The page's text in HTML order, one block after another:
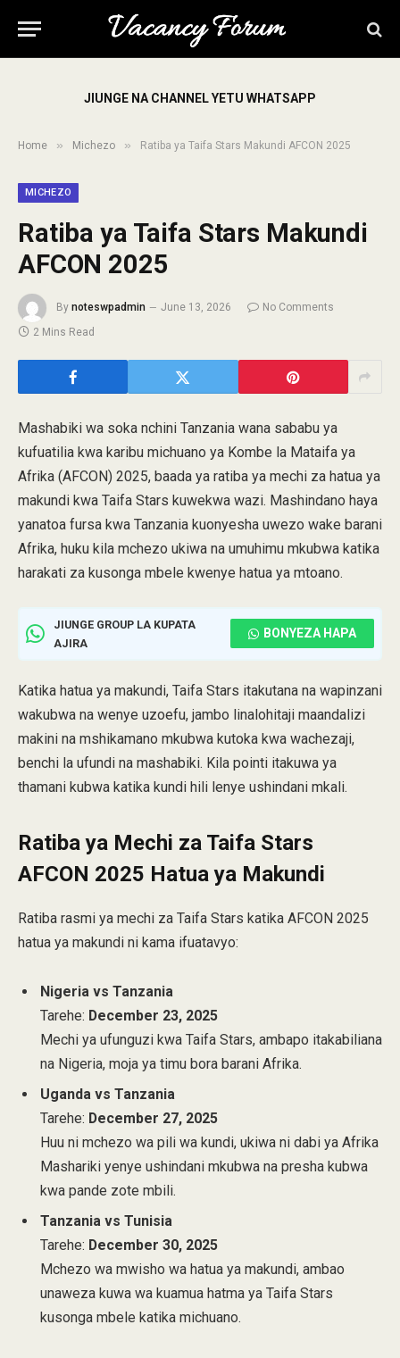
JIUNGE NA CHANNEL YETU WHATSAPP
Home » Michezo » Ratiba ya Taifa Stars Makundi AFCON 2025
MICHEZO
Ratiba ya Taifa Stars Makundi
AFCON 2025
By noteswpadmin June 13, 2026
No Comments
2 Mins Read
Mashabiki wa soka nchini Tanzania wana sababu ya
kufuatilia kwa karibu michuano ya Kombe la Mataifa ya
Afrika (AFCON) 2025, baada ya ratiba ya mechi za hatua ya
makundi kwa Taifa Stars kuwekwa wazi. Mashindano haya
yanatoa fursa kwa Tanzania kuonyesha uwezo wake barani
Afrika, huku kila mchezo ukiwa na umuhimu mkubwa katika
harakati za kusonga mbele kwenye hatua ya mtoano.
JIUNGE GROUP LA KUPATA
AJIRA
BONYEZA HAPA
Katika hatua ya makundi, Taifa Stars itakutana na wapinzani
wakubwa na wenye uzoefu, jambo linalohitaji maandalizi
makini na mshikamano mkubwa kutoka kwa wachezaji,
benchi la ufundi na mashabiki. Kila pointi itakuwa ya
thamani kubwa katika kundi hili lenye ushindani mkali.
Ratiba ya Mechi za Taifa Stars
AFCON 2025 Hatua ya Makundi
Ratiba rasmi ya mechi za Taifa Stars katika AFCON 2025
hatua ya makundi ni kama ifuatavyo:
Nigeria vs Tanzania
Tarehe: December 23, 2025
Mechi ya ufunguzi kwa Taifa Stars, ambapo itakabiliana
na Nigeria, moja ya timu bora barani Afrika.
Uganda vs Tanzania
Tarehe: December 27, 2025
Huu ni mchezo wa pili wa kundi, ukiwa ni dabi ya Afrika
Mashariki yenye ushindani mkubwa na presha kubwa
kwa pande zote mbili.
Tanzania vs Tunisia
Tarehe: December 30, 2025
Mchezo wa mwisho wa hatua ya makundi, ambao
unaweza kuwa wa kuamua hatma ya Taifa Stars
kusonga mbele katika michuano.